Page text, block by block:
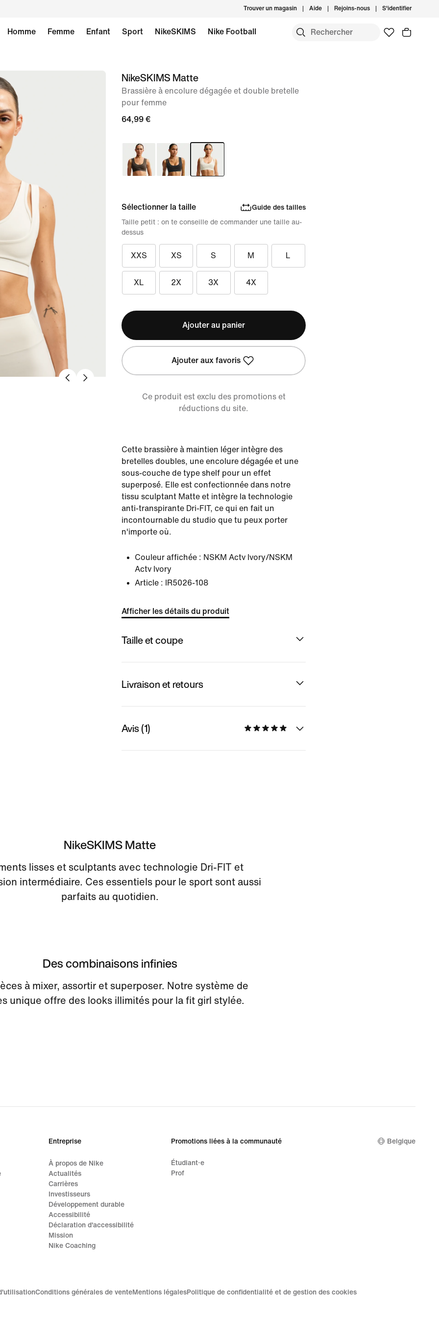
Trouver un magasin Aide Rejoins-nous S'identifier
Homme Femme Enfant Sport NikeSKIMS Nike Football
image 1NikeSKIMS Matte
Brassière à encolure dégagée et double bretelle
pour femme
64,99 €
Sélectionner la taille Guide des tailles
XXS XS S M L
XL 2X 3X 4X
Taille petit : on te conseille de commander une taille au-
dessus
Ajouter au panier
Ajouter aux favoris
Ce produit est exclu des promotions et
réductions du site.
Cette brassière à maintien léger intègre des
bretelles doubles, une encolure dégagée et une
sous-couche de type shelf pour un effet
superposé. Elle est confectionnée dans notre
tissu sculptant Matte et intègre la technologie
anti-transpirante Dri-FIT, ce qui en fait un
incontournable du studio que tu peux porter
n'importe où.
Couleur affichée : NSKM Actv Ivory/NSKM
Actv Ivory
Article :
IR5026-108
Afficher les détails du produit
Taille et coupe
Livraison et retours
Avis (1)
NikeSKIMS Matte
lisses et sculptants avec technologie Dri-FIT et
intermédiaire. Ces essentiels pour le sport sont aussi
parfaits au quotidien.
Des combinaisons infinies
à mixer, assortir et superposer. Notre système de
unique offre des looks illimités pour la fit girl stylée.
Entreprise
À propos de Nike
Actualités
Carrières
Investisseurs
Développement durable
Accessibilité
Déclaration d'accessibilité
Mission
Nike Coaching
Promotions liées à la communauté
Étudiant·e
Prof
Belgique
Conditions générales de venteMentions légalesPolitique de confidentialité et de gestion des cookies